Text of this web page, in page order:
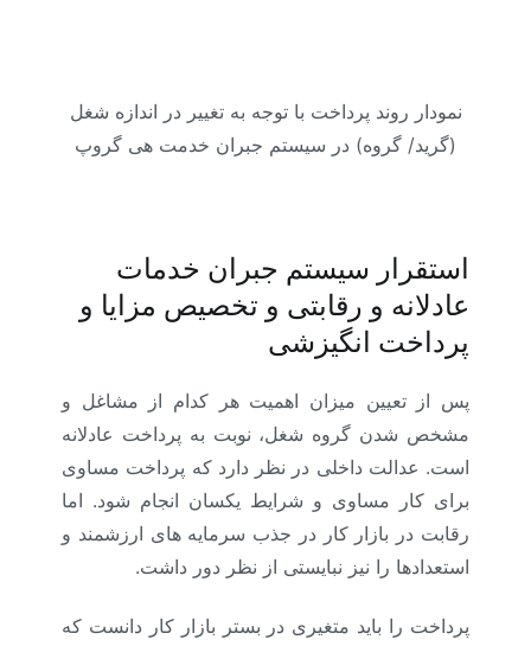
نمودار روند پرداخت با توجه به تغییر در اندازه شغل
(گرید/ گروه) در سیستم جبران خدمت هی گروپ
استقرار سیستم جبران خدمات
عادلانه و رقابتی و تخصیص مزایا و
پرداخت انگیزشی
پس از تعیین میزان اهمیت هر کدام از مشاغل و
مشخص شدن گروه شغل، نوبت به پرداخت عادلانه
است. عدالت داخلی در نظر دارد که پرداخت مساوی
برای کار مساوی و شرایط یکسان انجام شود. اما
رقابت در بازار کار در جذب سرمایه های ارزشمند و
استعدادها را نیز نبایستی از نظر دور داشت.
پرداخت را باید متغیری در بستر بازار کار دانست که